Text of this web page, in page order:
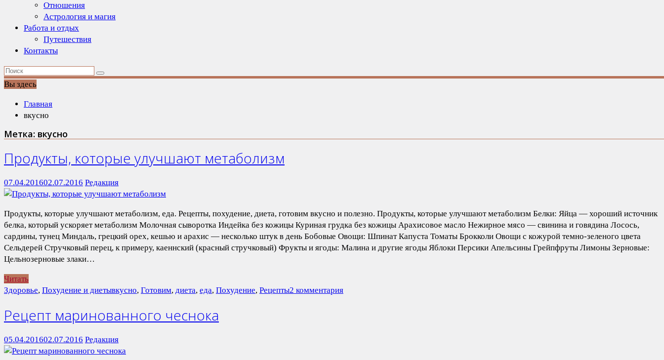
Отношения
Астрология и магия
Работа и отдых
Путешествия
Контакты
Вы здесь
Главная
вкусно
Метка: вкусно
Продукты, которые улучшают метаболизм
07.04.201602.07.2016 Редакция
Продукты, которые улучшают метаболизм, еда. Рецепты, похудение, диета, готовим вкусно и полезно. Продукты, которые улучшают метаболизм Белки: Яйца — хороший источник
белка, который ускоряет метаболизм Молочная сыворотка Индейка без кожицы Куриная грудка без кожицы Арахисовое масло Нежирное мясо — свинина и говядина Лосось,
сардины, тунец Миндаль, грецкий орех, кешью и арахис — несколько штук в день Бобовые Овощи: Шпинат Капуста Томаты Брокколи Овощи с кожурой темно-зеленого цвета
Сельдерей Стручковый перец, к примеру, каеннский (красный стручковый) Фрукты и ягоды: Малина и другие ягоды Яблоки Персики Апельсины Грейпфруты Лимоны Зерновые:
Цельнозерновые злаки…
Читать
Здоровье, Похудение и диетывкусно, Готовим, диета, еда, Похудение, Рецепты2 комментария
Рецепт маринованного чеснока
05.04.201602.07.2016 Редакция